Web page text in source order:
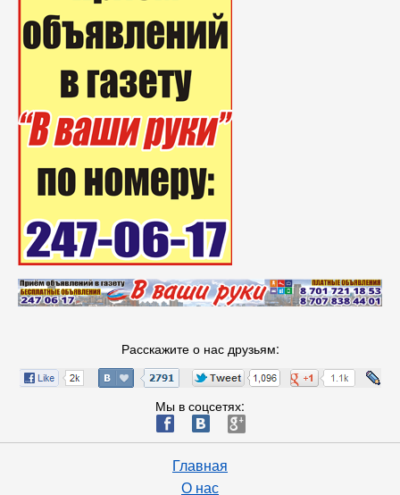
Расскажите о нас друзьям:
Мы в соцсетях:
ä æ è
Главная
О нас